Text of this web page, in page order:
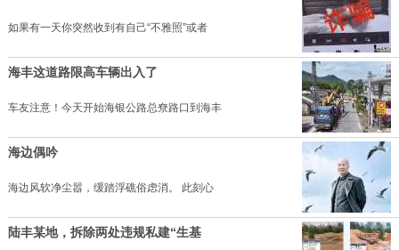
如果有一天你突然收到有自己“不雅照”或者
海丰这道路限高车辆出入了
车友注意！今天开始海银公路总尞路口到海丰
海边偶吟
海边风软净尘嚣，缓踏浮礁俗虑消。 此刻心
陆丰某地，拆除两处违规私建“生基